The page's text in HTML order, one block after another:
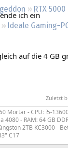
RTX 5000
Ideale Gaming-
ich ein
auf die 4 GB
Zuletzt
Mortar - CPU: i5-
4080 - RAM: 64 GB
2TB KC3000 -
C17